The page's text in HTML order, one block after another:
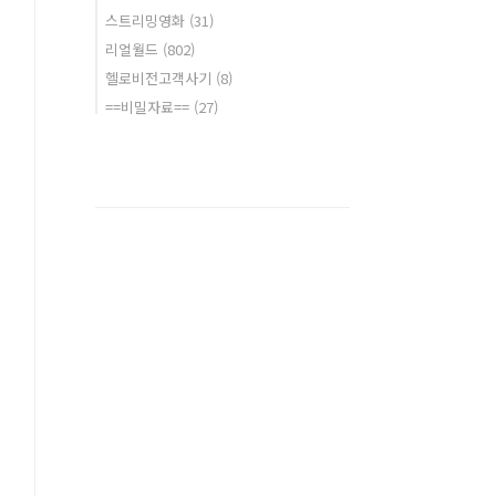
스트리밍영화 (31)
리얼월드 (802)
헬로비전고객사기 (8)
==비밀자료== (27)